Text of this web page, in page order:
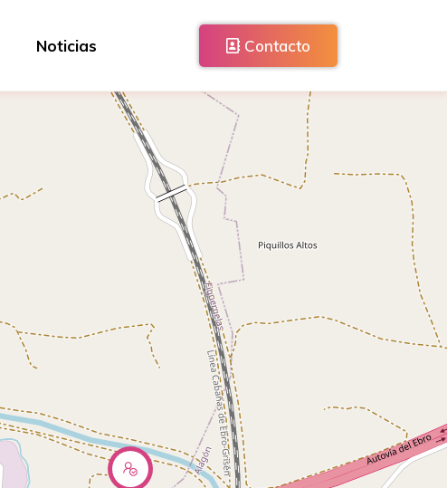
Noticias Contacto